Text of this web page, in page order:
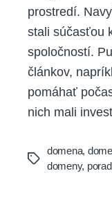
prostredí.
stali súčasťou
spoločností.
článkov,
pomáhať
nich mali
Tags
domena,
domeny,